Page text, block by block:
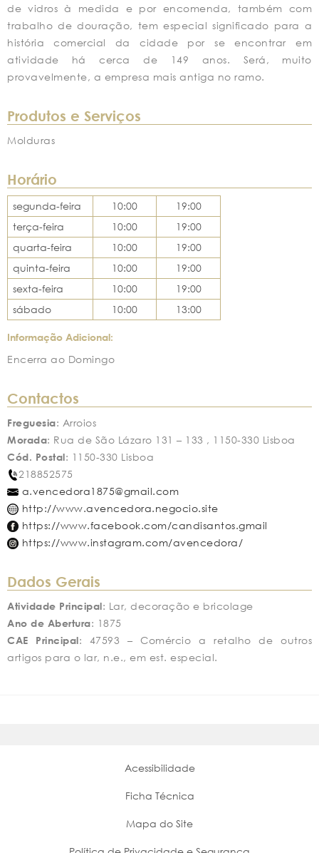
de vidros à medida e por encomenda, também com
trabalho de douração, tem especial significado para a
história comercial da cidade por se encontrar em
atividade há cerca de 149 anos. Será, muito
provavelmente, a empresa mais antiga no ramo.
Produtos e Serviços
Molduras
Horário
segunda-feira 10:00
19:00
terça-feira
10:00
19:00
quarta-feira
10:00
19:00
quinta-feira
10:00
19:00
sexta-feira
10:00
19:00
sábado
10:00 13:00
Informação Adicional:
Encerra ao Domingo
Contactos
Freguesia: Arroios
Morada: Rua de São Lázaro 131 – 133 , 1150-330 Lisboa
Cód. Postal: 1150-330 Lisboa
218852575
a.vencedora1875@gmail.com
http://www.avencedora.negocio.site
https://www.facebook.com/candisantos.gmail
https://www.instagram.com/avencedora/
Dados Gerais
Atividade Principal: Lar, decoração e bricolage
Ano de Abertura: 1875
CAE Principal: 47593 – Comércio a retalho de outros
artigos para o lar, n.e., em est. especial.
Acessibilidade
Ficha Técnica
Mapa do Site